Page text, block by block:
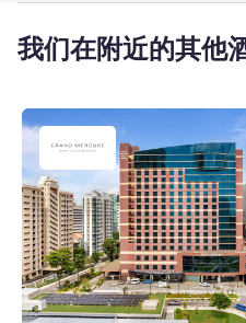
我们在附近的其他